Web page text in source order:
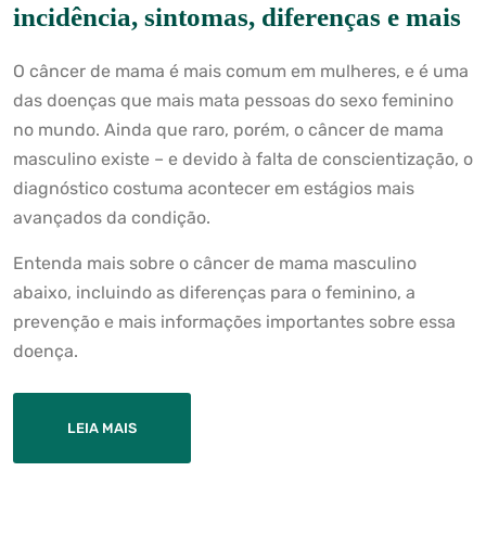
incidência, sintomas, diferenças e mais
O câncer de mama é mais comum em mulheres, e é uma
das doenças que mais mata pessoas do sexo feminino
no mundo. Ainda que raro, porém, o câncer de mama
masculino existe – e devido à falta de conscientização, o
diagnóstico costuma acontecer em estágios mais
avançados da condição.
Entenda mais sobre o câncer de mama masculino
abaixo, incluindo as diferenças para o feminino, a
prevenção e mais informações importantes sobre essa
doença.
LEIA MAIS